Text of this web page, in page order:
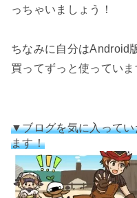
っちゃいましょう！
ちなみに自分はAndroid
買ってずっと使っていま
▼ブログを気に入ってい
ます！